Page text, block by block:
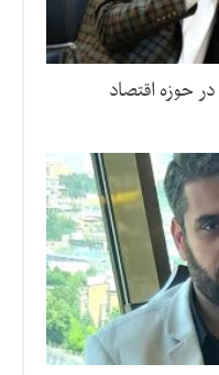
حوزه اقتصاد